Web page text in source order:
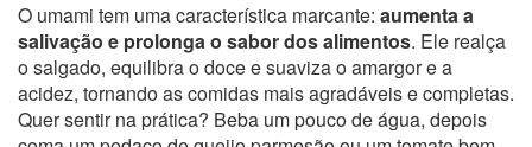
O umami tem uma característica marcante: aumenta a
salivação e prolonga o sabor dos alimentos. Ele realça
o salgado, equilibra o doce e suaviza o amargor e a
acidez, tornando as comidas mais agradáveis e completas.
Quer sentir na prática? Beba um pouco de água, depois